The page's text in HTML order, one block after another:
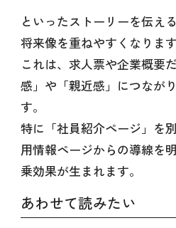
といったストーリーを伝え
将来像を重ねやすくなります
これは、求人票や企業概要
感」や「親近感」につなが
す。
特に「社員紹介ページ」を
用情報ページからの導線を
乗効果が生まれます。
あわせて読みたい